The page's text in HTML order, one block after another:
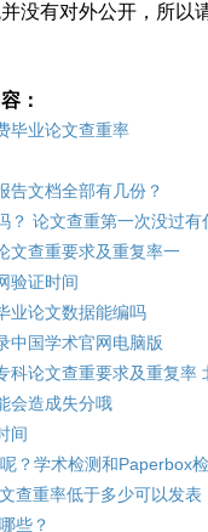
没有对外公开，所以
：
毕业论文查重率
告文档全部有几份？
？ 论文查重第一次没过有
文查重要求及重复率一
验证时间
业论文数据能编吗
中国学术官网电脑版
科论文查重要求及重复
会造成失分哦
间
？学术检测和Paperbox
查重率低于多少可以发表
些？